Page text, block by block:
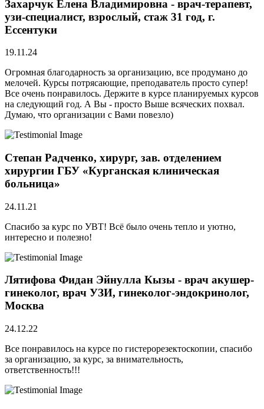
Захарчук Елена Владимировна - врач-терапевт,
узи-специалист, взрослый, стаж 31 год, г.
Ессентуки
19.11.24
Огромная благодарность за организацию, все продумано до
мелочей. Курсы потрясающие, преподаватель просто супер!
Все очень понравилось. Держите в курсе планируемых курсов
на следующий год. А Вы - просто Выше всяческих похвал.
Думаю, что организации с Вами повезло)
Степан Радченко, хирург, зав. отделением
хирургии ГБУ «Курганская клиническая
больница»
24.11.21
Спасибо за курс по УВТ! Всё было очень тепло и уютно,
интересно и полезно!
Лятифова Фидан Эйнулла Кызы - врач акушер-
гинеколог, врач УЗИ, гинеколог-эндокринолог,
Москва
24.12.22
Все понравилось на курсе по гистерорезектоскопии, спасибо
за организацию, за курс, за внимательность,
ответственность!!!